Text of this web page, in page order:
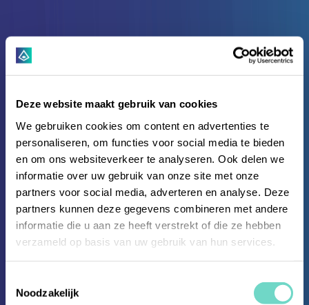
Deze website maakt gebruik van cookies
We gebruiken cookies om content en advertenties te
personaliseren, om functies voor social media te bieden
en om ons websiteverkeer te analyseren. Ook delen we
informatie over uw gebruik van onze site met onze
partners voor social media, adverteren en analyse. Deze
partners kunnen deze gegevens combineren met andere
informatie die u aan ze heeft verstrekt of die ze hebben
verzameld op basis van uw gebruik van hun services.
Noodzakelijk
Opiniestukken
Auke Dirkmaat en